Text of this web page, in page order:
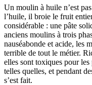
Un moulin à huile n’est
l’huile, il broie le fruit
considérable : une pâte
anciens moulins à trois
nauséabonde et acide, les
terrible de tout le métier.
elles sont toxiques pour
telles quelles, et pendant
s’est fait.